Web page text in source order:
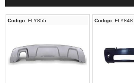
Codigo: FLY855 Codigo: FLY848